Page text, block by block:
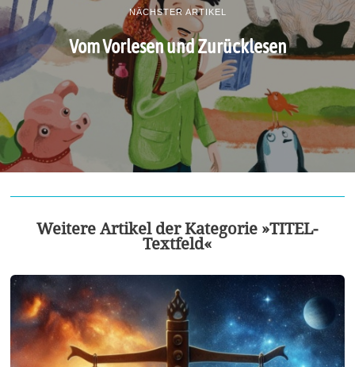
NÄCHSTER ARTIKEL
Vom Vorlesen und Zurücklesen
Weitere Artikel der Kategorie »TITEL-
Textfeld«